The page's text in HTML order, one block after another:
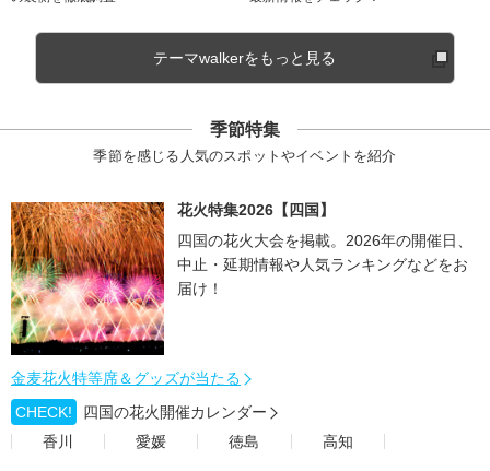
テーマwalkerをもっと見る
季節特集
季節を感じる人気のスポットやイベントを紹介
花火特集2026【四国】
四国の花火大会を掲載。2026年の開催日、
中止・延期情報や人気ランキングなどをお
届け！
金麦花火特等席＆グッズが当たる
CHECK!
四国の花火開催カレンダー
香川
愛媛 徳島 高知